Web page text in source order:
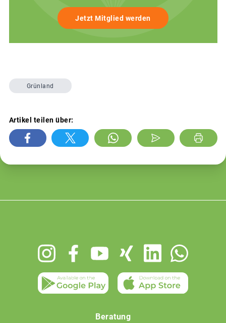
Jetzt Mitglied werden
Grünland
Artikel teilen über:
Beratung